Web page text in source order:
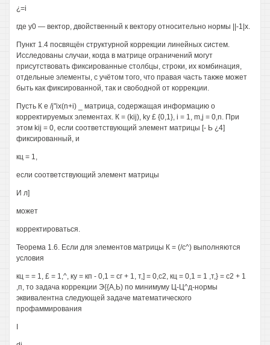
¿=i
где y0 — вектор, двойственный к вектору относительно нормы ||-1|х.
Пункт 1.4 посвящён структурной коррекции линейных систем.
Исследованы случаи, когда в матрице ограничений могут
присутствовать фиксированные столбцы, строки, их комбинация,
отдельные элементы, с учётом того, что правая часть также может
быть как фиксированной, так и свободной от коррекции.
Пусть К е /j"ix(n+i) _ матрица, содержащая информацию о
корректируемых элементах. К = (kij), ky £ {0,1}, i = 1, m,j = 0,n. При
этом kij = 0, если соответствующий элемент матрицы [- Ь ¿4]
фиксированный, и
кц = 1,
если соответствующий элемент матрицы
И л]
может
корректироваться.
Теорема 1.6. Если для элементов матрицы К = (/с^) выполняются
условия
кц = = 1, £ = 1,^, ку = кп - 0,1 = сг + 1, т,] = 0,с2, кц = 0,1 = 1 ,т,} = с2 + 1
,п, то задача коррекции Э{{А,Ь) по минимуму Ц-Ц^д-нормы
эквивалентна следующей задаче математического
профаммирования